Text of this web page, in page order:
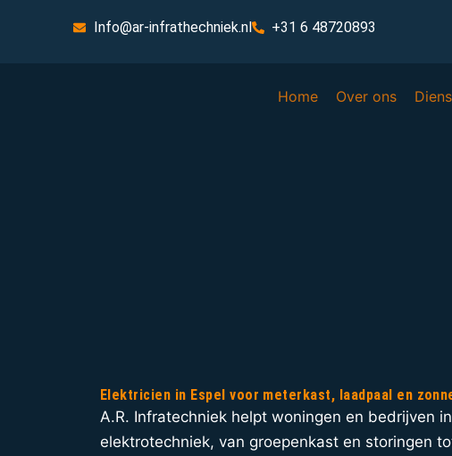
Info@ar-infrathechniek.nl +31 6 48720893
Home Over ons
Elektricien in Espel voor meterkast, laadpaal en
A.R. Infratechniek helpt woningen en bedrijven
elektrotechniek, van groepenkast en storingen